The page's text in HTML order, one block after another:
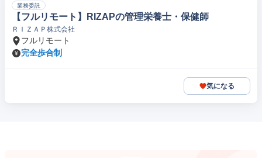
業務委託
【フルリモート】RIZAPの管理栄養士・保健師
ＲＩＺＡＰ株式会社
フルリモート
完全歩合制
気になる